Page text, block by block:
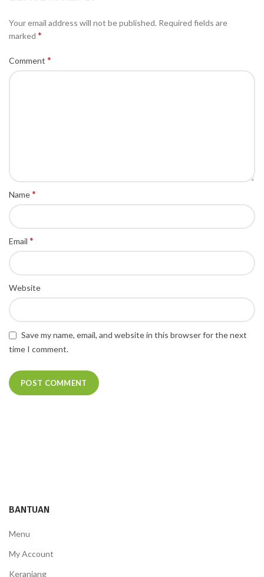
Your email address will not be published. Required fields are
marked *
Comment *
Name*
Email *
Website
Save my name, email, and website in this browser for the next
time I comment.
BANTUAN
Menu
My Account
Keranjang